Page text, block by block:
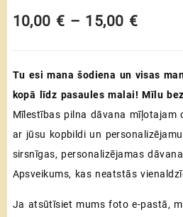
10,00 € – 15,00 €Price
10,00
15,00
Tu esi mana šodiena un visas
kopā līdz pasaules malai! Mīlu
Mīlestības pilna dāvana
ar jūsu kopbildi un
sirsnīgas, personalizējamas
Apsveikums, kas neatstās
Ja atsūtīsiet mums foto e-pastā,